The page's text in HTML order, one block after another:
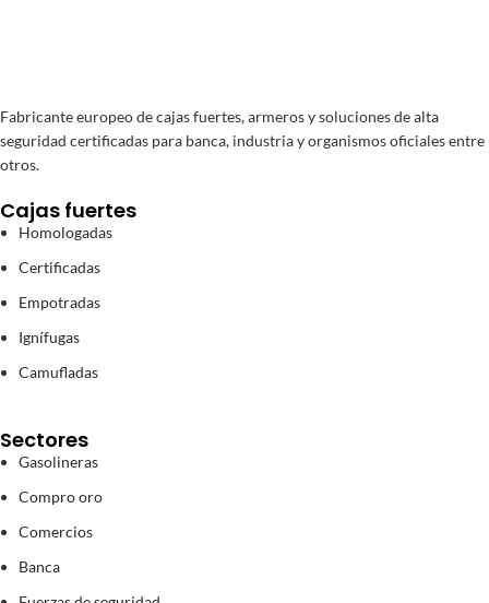
Fabricante europeo de cajas fuertes, armeros y soluciones de alta
seguridad certificadas para banca, industria y organismos oficiales entre
otros.
Cajas fuertes
Homologadas
Certificadas
Empotradas
Ignífugas
Camufladas
Sectores
Gasolineras
Compro oro
Comercios
Banca